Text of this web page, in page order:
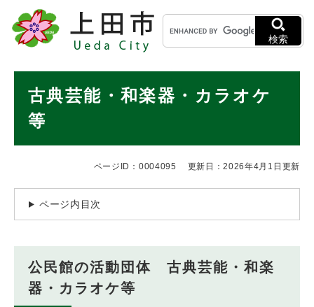
メニューを飛ばして本文へ
キ
ー
ワ
検
検索
古典芸能・和楽器・カラオケ
等
ページID：0004095 更新日：2026年4月1日更新
ページ内目次
公民館の活動団体 古典芸能・和楽
器・カラオケ等